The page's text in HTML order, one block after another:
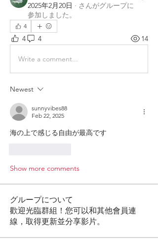
2025年2月20日 · さんがグループに
参加しました。
4
4 4 14
Write a comment...
Newest
sunnyvibes88
Feb 22, 2025
海の上で感じる自由が最高です
Show more comments
グループについて
歡迎光臨群組！您可以和其他會員連
線，取得更新並分享影片。